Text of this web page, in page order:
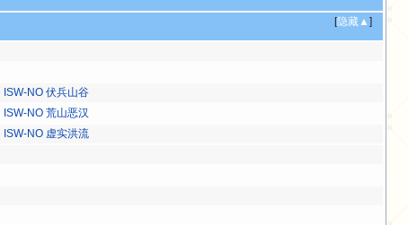
[隐藏▲]
ISW-NO 伏兵山谷
ISW-NO 荒山恶汉
ISW-NO 虚实洪流